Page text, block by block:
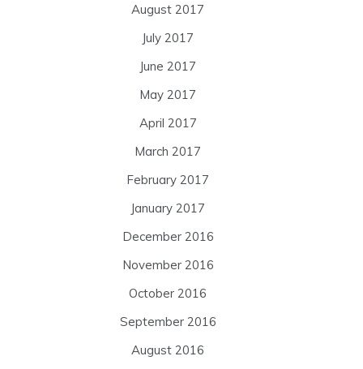
August 2017
July 2017
June 2017
May 2017
April 2017
March 2017
February 2017
January 2017
December 2016
November 2016
October 2016
September 2016
August 2016